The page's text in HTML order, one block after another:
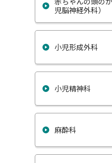
児脳神経外科）
小児形成外科
小児精神科
麻酔科